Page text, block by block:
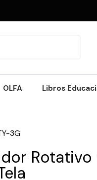
OLFA Libros
3G